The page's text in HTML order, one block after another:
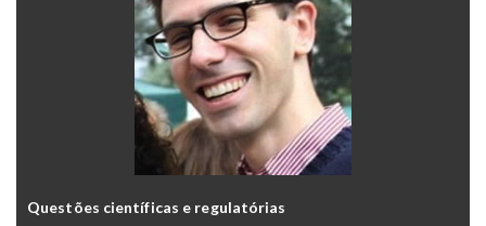
Questões científicas e regulatórias